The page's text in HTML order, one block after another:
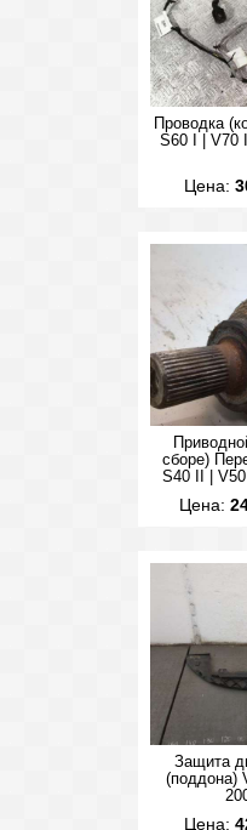
Проводка
S60 I | V70
Цена:
сборе)
S40 II | V50
Цена:
Защита
(поддона)
Цена: